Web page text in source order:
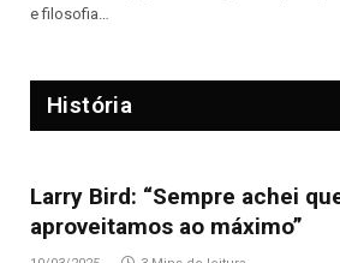
e filosofia…
História
Larry Bird: “Sempre achei
aproveitamos ao máximo”